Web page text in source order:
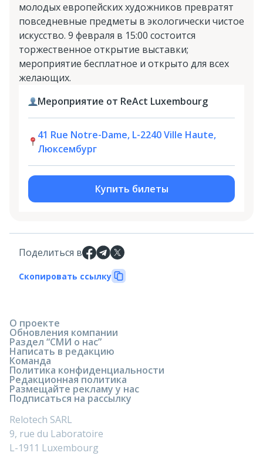
молодых европейских художников превратят
повседневные предметы в экологически чистое
искусство. 9 февраля в 15:00 состоится
торжественное открытие выставки;
мероприятие бесплатное и открыто для всех
желающих.
Мероприятие от ReAct Luxembourg
41 Rue Notre-Dame, L-2240 Ville Haute,
Люксембург
Купить билеты
Поделиться в
Скопировать ссылку
О проекте
Обновления компании
Раздел “СМИ о нас”
Написать в редакцию
Команда
Политика конфиденциальности
Редакционная политика
Размещайте рекламу у нас
Подписаться на рассылку
Relotech SARL
9, rue du Laboratoire
L-1911 Luxembourg